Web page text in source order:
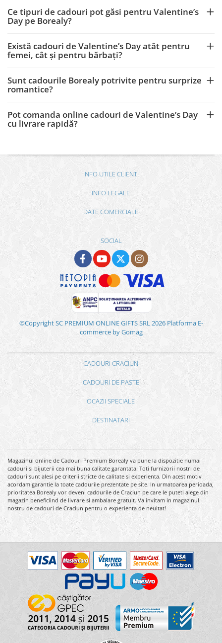
Ce tipuri de cadouri pot găsi pentru Valentine’s
Day pe Borealy?
Există cadouri de Valentine’s Day atât pentru
femei, cât și pentru bărbați?
Sunt cadourile Borealy potrivite pentru surprize
romantice?
Pot comanda online cadouri de Valentine’s Day
cu livrare rapidă?
INFO UTILE CLIENTI
INFO LEGALE
DATE COMERCIALE
SOCIAL
©Copyright SC PREMIUM ONLINE GIFTS SRL 2026 Platforma E-
commerce by Gomag
CADOURI CRACIUN
CADOURI DE PASTE
OCAZII SPECIALE
DESTINATARI
Magazinul online de Cadouri Premium Borealy va pune la dispozitie numai
cadouri si bijuterii cea mai buna calitate garantata. Toti furnizorii nostri de
cadouri sunt alesi pe criterii stricte de calitate si experienta. Din acest motiv
acordam garantie la toate cadourile prezentate pe site. In urmatoarea perioada,
prioritatea Borealy vor deveni cadourile de Craciun pe care le puteti alege din
magazin beneficiind de livrare si ambalare gratuit. Va invitam in magazinul
nostru de cadouri de Craciun pentru o experienta de neuitat!